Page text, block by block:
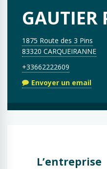
GAUTIER
1875 Route des 3 Pins
83320 CARQUEIRANNE
+33662222609
Envoyer un email
L’entreprise